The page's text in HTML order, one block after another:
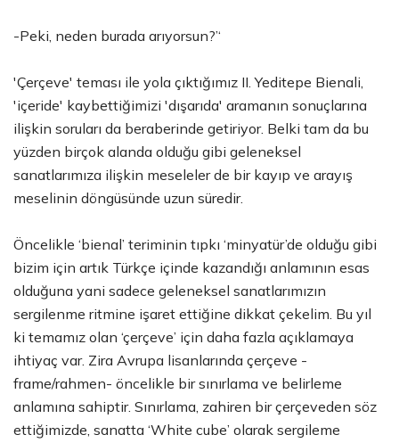
-Peki, neden burada arıyorsun?’‘
'Çerçeve' teması ile yola çıktığımız II. Yeditepe Bienali,
'içeride' kaybettiğimizi 'dışarıda' aramanın sonuçlarına
ilişkin soruları da beraberinde getiriyor. Belki tam da bu
yüzden birçok alanda olduğu gibi geleneksel
sanatlarımıza ilişkin meseleler de bir kayıp ve arayış
meselinin döngüsünde uzun süredir.
Öncelikle ‘bienal’ teriminin tıpkı ‘minyatür’de olduğu gibi
bizim için artık Türkçe içinde kazandığı anlamının esas
olduğuna yani sadece geleneksel sanatlarımızın
sergilenme ritmine işaret ettiğine dikkat çekelim. Bu yıl
ki temamız olan ‘çerçeve’ için daha fazla açıklamaya
ihtiyaç var. Zira Avrupa lisanlarında çerçeve -
frame/rahmen- öncelikle bir sınırlama ve belirleme
anlamına sahiptir. Sınırlama, zahiren bir çerçeveden söz
ettiğimizde, sanatta ‘White cube’ olarak sergileme